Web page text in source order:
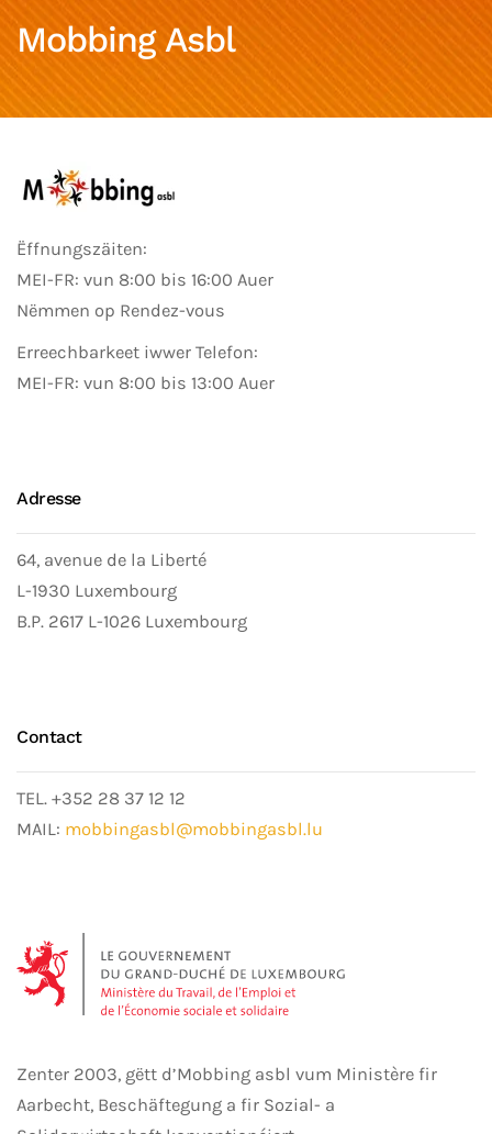
Mobbing Asbl
Ëffnungszäiten:
MEI-FR: vun 8:00 bis 16:00 Auer
Nëmmen op Rendez-vous
Erreechbarkeet iwwer Telefon:
MEI-FR: vun 8:00 bis 13:00 Auer
Adresse
64, avenue de la Liberté
L-1930 Luxembourg
B.P. 2617 L-1026 Luxembourg
Contact
TEL. +352 28 37 12 12
MAIL: mobbingasbl@mobbingasbl.lu
Zenter 2003, gëtt d’Mobbing asbl vum Ministère fir
Aarbecht, Beschäftegung a fir Sozial- a